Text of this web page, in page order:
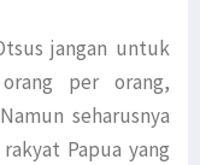
jangan untuk
per orang,
seharusnya
Papua yang